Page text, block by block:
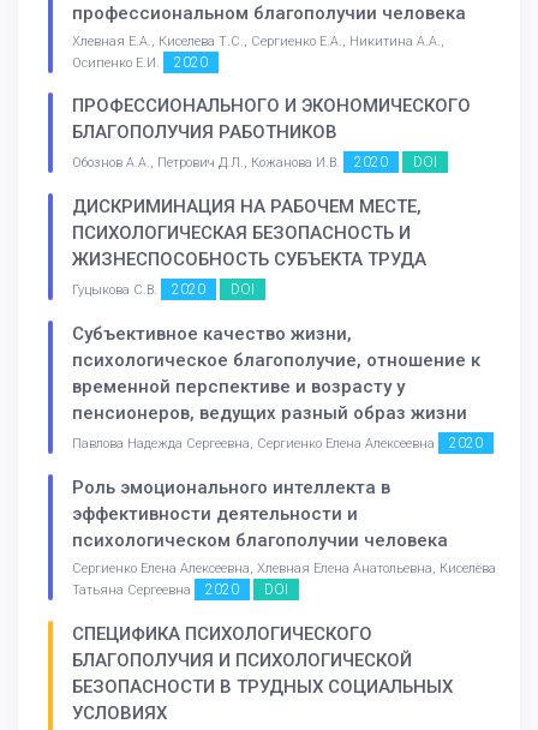
профессиональном благополучии человека
Хлевная Е.А., Киселева Т.С., Сергиенко Е.А., Никитина А.А.,
Осипенко Е.И.
2020
ПРОФЕССИОНАЛЬНОГО И ЭКОНОМИЧЕСКОГО
БЛАГОПОЛУЧИЯ РАБОТНИКОВ
Обознов А.А., Петрович Д.Л., Кожанова И.В. 2020 DOI
ДИСКРИМИНАЦИЯ НА РАБОЧЕМ МЕСТЕ,
ПСИХОЛОГИЧЕСКАЯ БЕЗОПАСНОСТЬ И
ЖИЗНЕСПОСОБНОСТЬ СУБЪЕКТА ТРУДА
Гуцыкова С.В. 2020 DOI
Субъективное качество жизни,
психологическое благополучие, отношение к
временной перспективе и возрасту у
пенсионеров, ведущих разный образ жизни
Павлова Надежда Сергеевна, Сергиенко Елена Алексеевна 2020
Роль эмоционального интеллекта в
эффективности деятельности и
психологическом благополучии человека
Сергиенко Елена Алексеевна, Хлевная Елена Анатольевна, Киселёва
Татьяна Сергеевна
2020 DOI
СПЕЦИФИКА ПСИХОЛОГИЧЕСКОГО
БЛАГОПОЛУЧИЯ И ПСИХОЛОГИЧЕСКОЙ
БЕЗОПАСНОСТИ В ТРУДНЫХ СОЦИАЛЬНЫХ
УСЛОВИЯХ